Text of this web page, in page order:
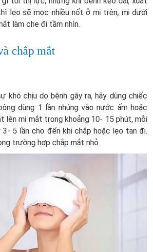
lẹo sẽ mọc nhiều nốt ở mi trên, mi dưới
làm che đi tầm nhìn.
chắp mắt
khó chịu do bệnh gây ra, hãy dùng chiếc
dùng 1 lần nhúng vào nước ấm hoặc
lên mi mắt trong khoảng 10- 15 phút, mỗi
3- 5 lần cho đến khi chắp hoặc lẹo tan đi.
trường hợp chắp mắt nhỏ.